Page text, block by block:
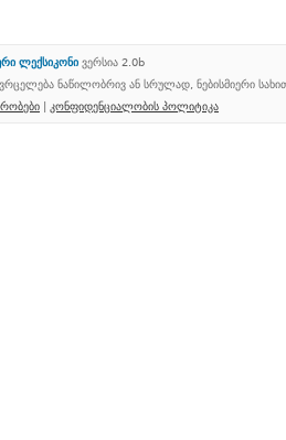
ლექსიკონი ვერსია 2.0b
ნაწილობრივ ან სრულად, ნებისმიერი
| კონფიდენციალობის პოლიტიკა